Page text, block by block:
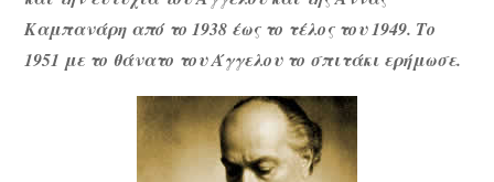
Καμπανάρη από το 1938 έως το τέλος του 1949. Το
1951 με το θάνατο του Άγγελου το σπιτάκι ερήμωσε.